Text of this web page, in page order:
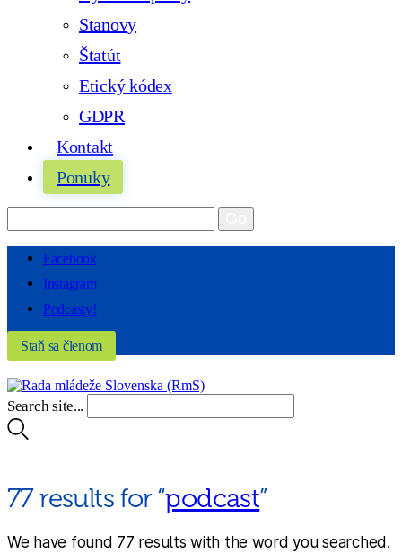
Stanovy
Štatút
Etický kódex
GDPR
Kontakt
Ponuky
Facebook
Instagram
Podcasty!
Staň sa členom
Search site...
77 results for “podcast”
We have found 77 results with the word you searched.